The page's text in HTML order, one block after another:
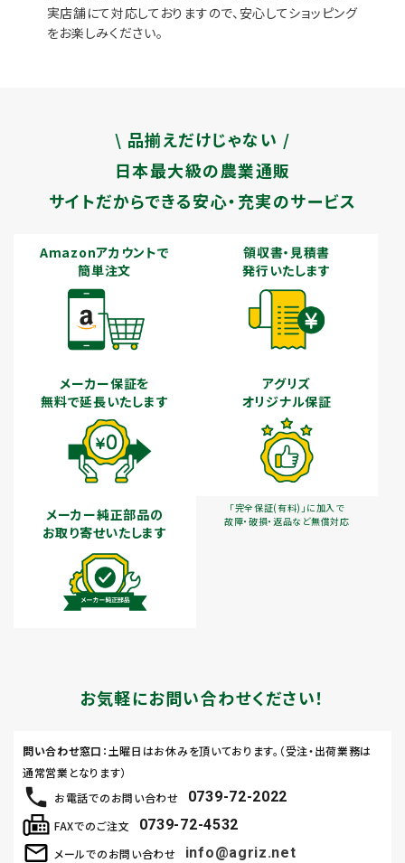
実店舗にて対応しておりますので、安心してショッピング
をお楽しみください。
\ 品揃えだけじゃない /
日本最大級の農業通販
サイトだからできる安心・充実のサービス
Amazonアカウントで
簡単注文
領収書・見積書
発行いたします
メーカー保証を
無料で延長いたします
アグリズ
オリジナル保証
「完全保証(有料)」に加入で
故障・破損・返品など無償対応
メーカー純正部品の
お取り寄せいたします
お気軽にお問い合わせください！
お電話でのお問い合わせ 0739-72-2022
メールでのお問い合わせ
info@agriz.net
FAXでのご注文 0739-72-4532
問い合わせ窓口 ：土曜日はお休みを頂いております。（受注・出荷業務は
通常営業となります）